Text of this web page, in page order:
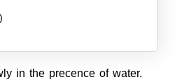
in the precence of water.